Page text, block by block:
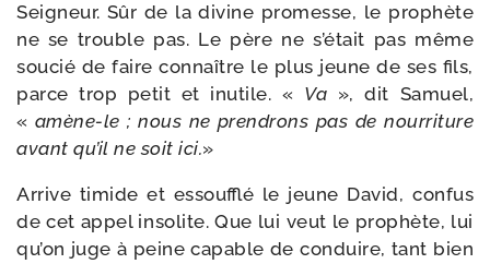
Seigneur. Sûr de la divine pro­messe, le pro­phète
ne se trouble pas. Le père ne s’était pas même
sou­cié de faire connaître le plus jeune de ses fils,
parce trop petit et inutile. « Va », dit Samuel,
« amène-​le ; nous ne pren­drons pas de nour­ri­ture
avant qu’il ne soit ici.»
Arrive timide et essouf­flé le jeune David, confus
de cet appel inso­lite. Que lui veut le pro­phète, lui
qu’on juge à peine capable de conduire, tant bien